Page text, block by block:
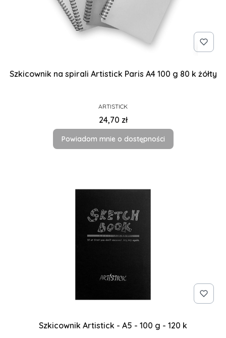
Szkicownik na spirali Artistick Paris A4 100 g 80 k żółty
PRODUCENT
ARTISTICK
Cena
24,70 zł
Powiadom mnie o dostępności
Szkicownik Artistick - A5 - 100 g - 120 k